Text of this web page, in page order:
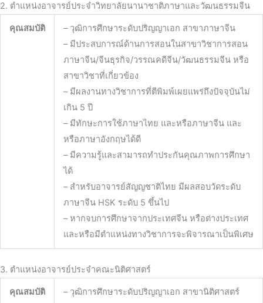
2. ตำแหน่งอาจารย์ประจำวิทยาลัยนานาชาติภาษาและวัฒนธรรมจีน
คุณสมบัติ
– วุฒิการศึกษาระดับปริญญาเอก สาขาภาษาจีน
– มีประสบการณ์ด้านการสอนในสาขาวิชาการสอน
ภาษาจีน/จีนธุรกิจ/วรรณคดีจีน/วัฒนธรรมจีน หรือ
สาขาวิชาที่เกี่ยวข้อง
– มีผลงานทางวิชาการที่ตีพิมพ์เผยแพร่ถึงปัจจุบันไม่
เกิน 5 ปี
– มีทักษะการใช้ภาษาไทย และหรือภาษาจีน และ
หรือภาษาอังกฤษได้ดี
– มีความรู้และสามารถทำประกันคุณภาพการศึกษา
ได้
– สำหรับอาจารย์สัญญชาติไทย มีผลสอบวัดระดับ
ภาษาจีน HSK ระดับ 5 ขึ้นไป
– หากจบการศึกษาจากประเทศจีน หรือต่างประเทศ
และหรือมีตำแหน่งทางวิชาการจะพิจารณาเป็นพิเศษ
3. ตำแหน่งอาจารย์ประจำคณะนิติศาสตร์
คุณสมบัติ
– วุฒิการศึกษาระดับปริญญาเอก สาขานิติศาสตร์